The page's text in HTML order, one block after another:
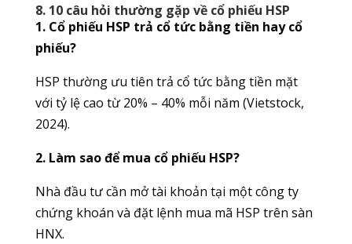
8. 10 câu hỏi thường gặp về cổ phiếu HSP
1. Cổ phiếu HSP trả cổ tức bằng tiền hay cổ
phiếu?
HSP thường ưu tiên trả cổ tức bằng tiền mặt
với tỷ lệ cao từ 20% – 40% mỗi năm (Vietstock,
2024).
2. Làm sao để mua cổ phiếu HSP?
Nhà đầu tư cần mở tài khoản tại một công ty
chứng khoán và đặt lệnh mua mã HSP trên sàn
HNX.